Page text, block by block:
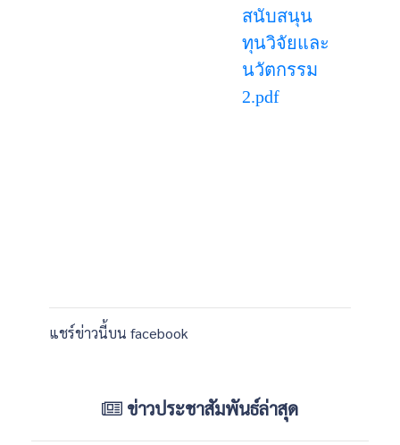
สนับสนุน
ทุนวิจัยและ
นวัตกรรม
2.pdf
แชร์ข่าวนี้บน facebook
ข่าวประชาสัมพันธ์ล่าสุด